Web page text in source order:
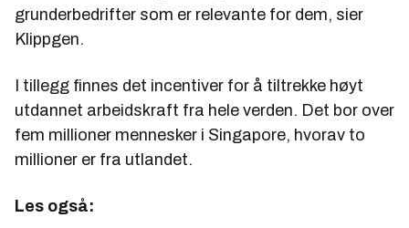
grunderbedrifter som er relevante for dem, sier
Klippgen.
I tillegg finnes det incentiver for å tiltrekke høyt
utdannet arbeidskraft fra hele verden. Det bor over
fem millioner mennesker i Singapore, hvorav to
millioner er fra utlandet.
Les også: